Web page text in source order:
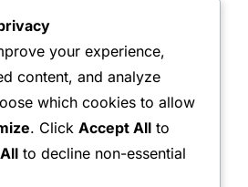
your experience,
content, and analyze
which cookies to allow
. Click Accept All to
to decline non-essential